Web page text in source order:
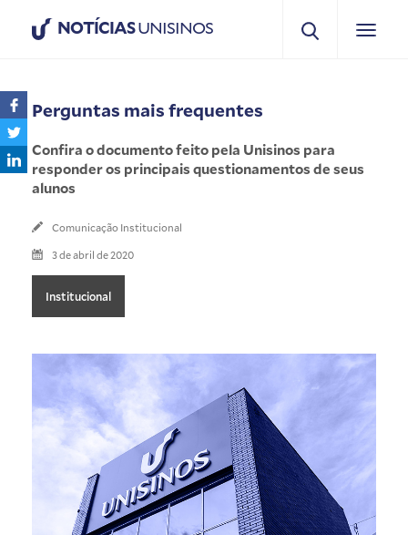
NOTÍCIASUNISINOS
Perguntas mais frequentes
Confira o documento feito pela Unisinos para
responder os principais questionamentos de seus
alunos
Comunicação Institucional
3 de abril de 2020
Institucional